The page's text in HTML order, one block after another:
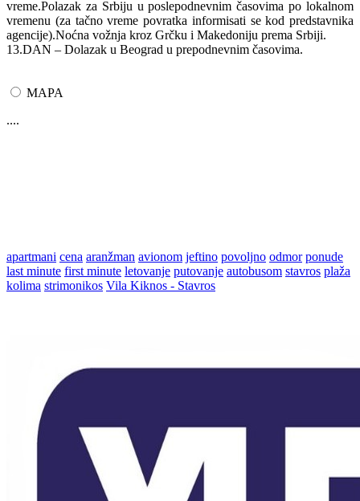
vreme.Polazak za Srbiju u poslepodnevnim časovima po lokalnom
vremenu (za tačno vreme povratka informisati se kod predstavnika
agencije).Noćna vožnja kroz Grčku i Makedoniju prema Srbiji.
13.DAN – Dolazak u Beograd u prepodnevnim časovima.
MAPA
....
apartmani cena aranžman avionom jeftino povoljno odmor ponude
last minute first minute letovanje putovanje autobusom stavros plaža
kolima strimonikos Vila Kiknos - Stavros